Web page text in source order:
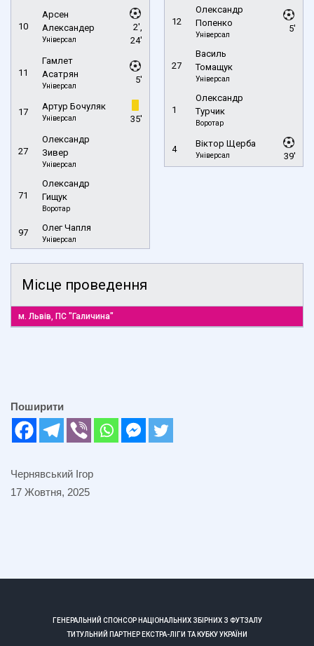
10
Арсен
Александер
Універсал
2',
24'
11
Гамлет
Асатрян
Універсал
5'
17
Артур Бочуляк
Універсал 35'
27
Олександр
Зивер
Універсал
71
Олександр
Гищук
Воротар
97 Олег Чапля
Універсал
12
Олександр
Попенко
Універсал
5'
27
Василь
Томащук
Універсал
1
Олександр
Турчик
Воротар
4
Віктор Щерба
Універсал 39'
Місце проведення
м. Львів, ПС "Галичина"
Поширити
Чернявський Ігор
17 Жовтня, 2025
ГЕНЕРАЛЬНИЙ СПОНСОР НАЦІОНАЛЬНИХ ЗБІРНИХ З ФУТЗАЛУ
ТИТУЛЬНИЙ ПАРТНЕР ЕКСТРА-ЛІГИ ТА КУБКУ УКРАЇНИ